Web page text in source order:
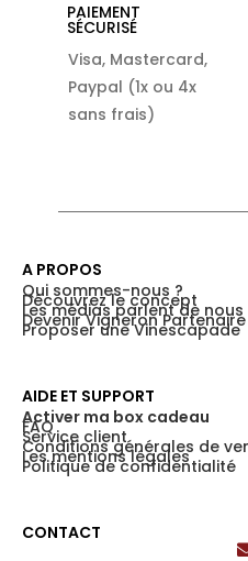
PAIEMENT
SÉCURISÉ
Visa, Mastercard,
Paypal (1x ou 4x
sans frais)
CONTACT
AIDE ET SUPPORT
Activer ma box cadeau
FAQ
Service client
Conditions générales de
Les mentions légales
Politique de confidentialité
A PROPOS
Qui sommes-nous ?
Découvrez le concept
Les médias parlent de nous
Devenir Vigneron Partenaire
Proposer une Vinescapade